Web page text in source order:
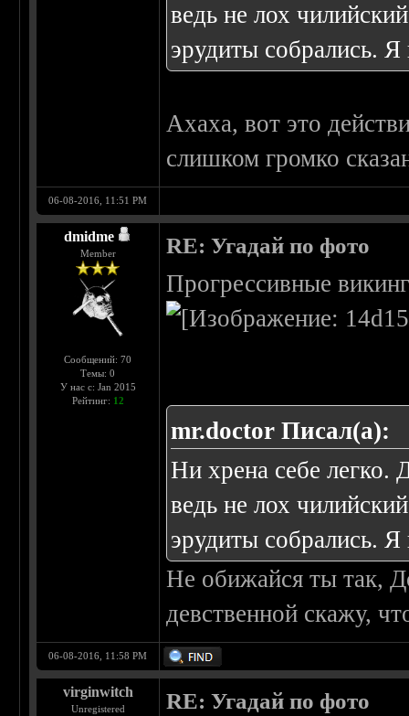
ведь не лох
эрудиты собрались.
Ахаха, вот это
слишком громко
06-08-2016, 11:51 PM
dmidme
Member
Сообщений: 70
Темы: 0
У нас с: Jan 2015
Рейтинг: 12
RE: Угадай по фото
Прогрессивные
mr.doctor Писал(а):
Ни хрена себе
ведь не лох
эрудиты собрались.
Не обижайся ты так,
девственной скажу,
06-08-2016, 11:58 PM
virginwitch
Unregistered RE: Угадай по фото